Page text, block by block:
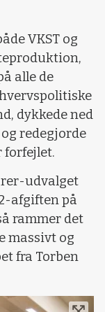
VKST og
alle de
dykkede ned
redegjorde
forfejlet.
udvalget
afgiften på
rammer det
massivt og
fra Torben